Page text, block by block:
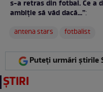
s-a retras din fotbal. Ce a
ambiție să văd dacă...”:
antena stars
fotbalist
Puteți urmări știrile
ȘTIRI